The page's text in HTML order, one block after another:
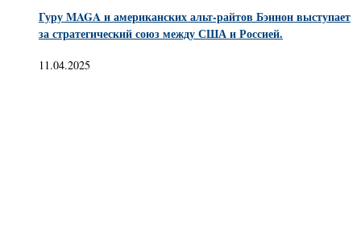
Гуру MAGA и американских альт-райтов Бэннон выступает
за стратегический союз между США и Россией.
11.04.2025